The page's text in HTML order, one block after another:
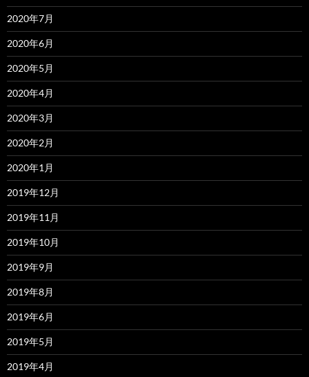
2020年7月
2020年6月
2020年5月
2020年4月
2020年3月
2020年2月
2020年1月
2019年12月
2019年11月
2019年10月
2019年9月
2019年8月
2019年6月
2019年5月
2019年4月